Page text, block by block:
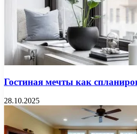
Гостиная мечты как
28.10.2025